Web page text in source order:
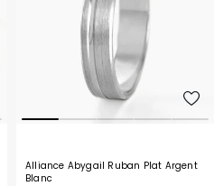
Alliance Abygail Ruban Plat Argent
Blanc